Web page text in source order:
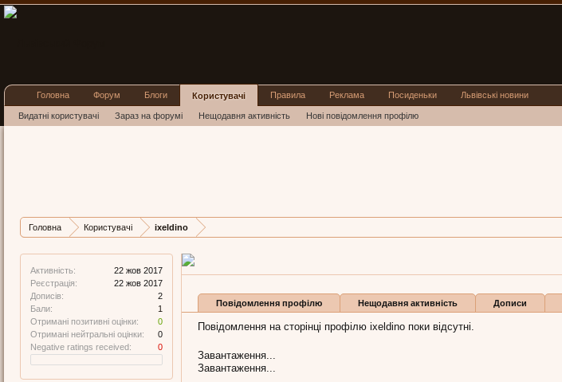
Головна Користувачі ixeldino
Активність:
22 жов 2017
Реєстрація:
22 жов 2017
Дописів:
2
Бали:
1
Отримані позитивні оцінки:
0
Отримані нейтральні оцінки:
0
Negative ratings received:
0
Дописів
Карма Бали
Повідомлення профілю Нещодавня активність Дописи
Повідомлення на сторінці профілю ixeldino поки відсутні.
Завантаження...
Завантаження...
Головна Форум Блоги Користувачі
Видатні користувачі Зараз на форумі Нещодавня активність Нові повідомлення профілю
Правила Реклама Посиденьки Львівські новини